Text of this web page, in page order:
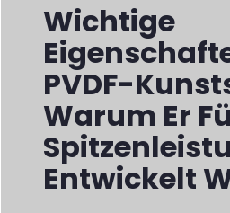
Wichtige
PVDF-
Warum Er
Entwickelt